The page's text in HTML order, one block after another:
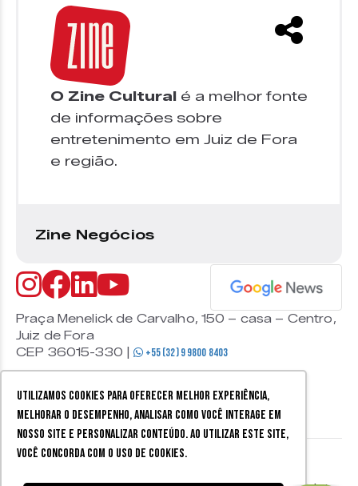
Utilizamos cookies para oferecer melhor experiência,
melhorar o desempenho, analisar como você interage em
nosso site e personalizar conteúdo. Ao utilizar este site,
você concorda com o uso de cookies.
O Zine Cultural é a melhor fonte
de informações sobre
entretenimento em Juiz de Fora
e região.
Zine Negócios
Praça Menelick de Carvalho, 150 – casa – Centro,
Juiz de Fora
CEP 36015-330 |
+55 (32) 9 9800 8403